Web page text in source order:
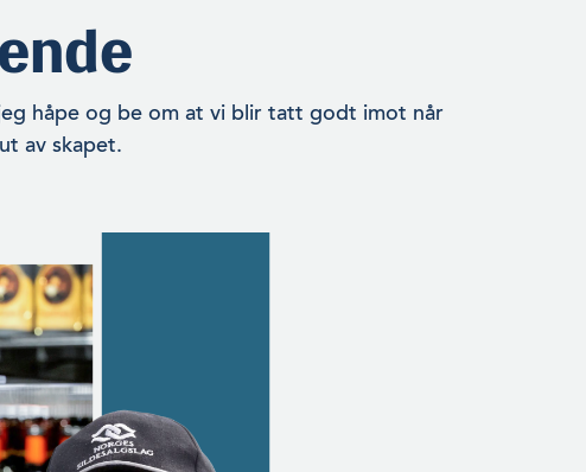
håpe og be om at vi blir tatt godt imot når
av skapet.